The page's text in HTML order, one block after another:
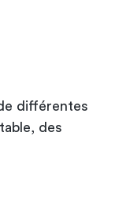
différentes
des